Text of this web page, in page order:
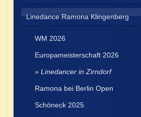
Linedance Ramona Klingenberg
WM 2026
Europameisterschaft 2026
Linedancer in Zirndorf
Ramona bei Berlin Open
Schöneck 2025